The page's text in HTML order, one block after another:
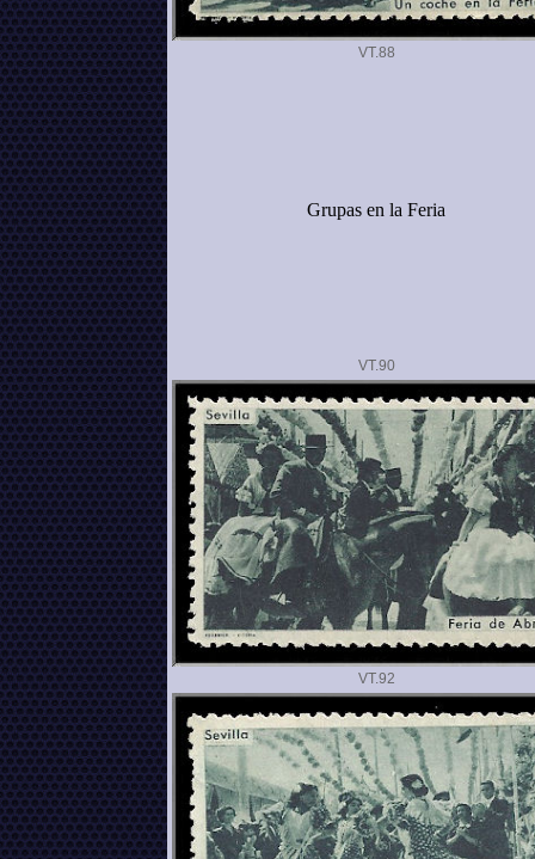
VT.
Grupas en la Feria
VT.
VT.